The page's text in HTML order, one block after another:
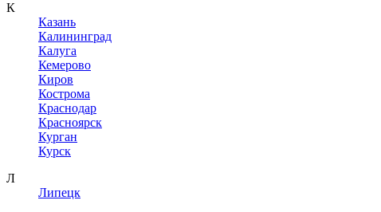
К
Казань
Калининград
Калуга
Кемерово
Киров
Кострома
Краснодар
Красноярск
Курган
Курск
Л
Липецк